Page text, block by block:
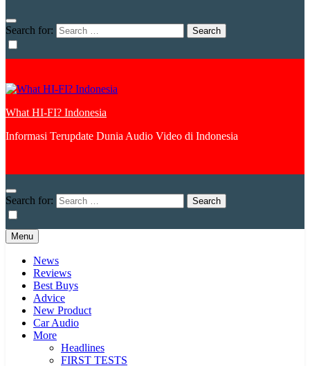
Search for:
What HI-FI? Indonesia
Informasi Terupdate Dunia Audio Video di Indonesia
Search for:
Menu
News
Reviews
Best Buys
Advice
New Product
Car Audio
More
Headlines
FIRST TESTS